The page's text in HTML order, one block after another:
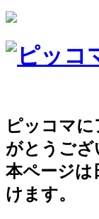
ピッコマ
がとうござ
本ページは
けます。